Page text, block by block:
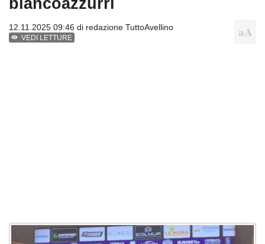
12.11.2025 09:46 di redazione TuttoAvellino
VEDI LETTURE